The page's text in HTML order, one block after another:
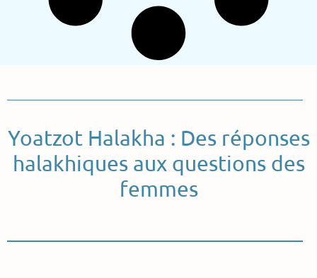
Yoatzot Halakha : Des réponses
halakhiques aux questions des
femmes